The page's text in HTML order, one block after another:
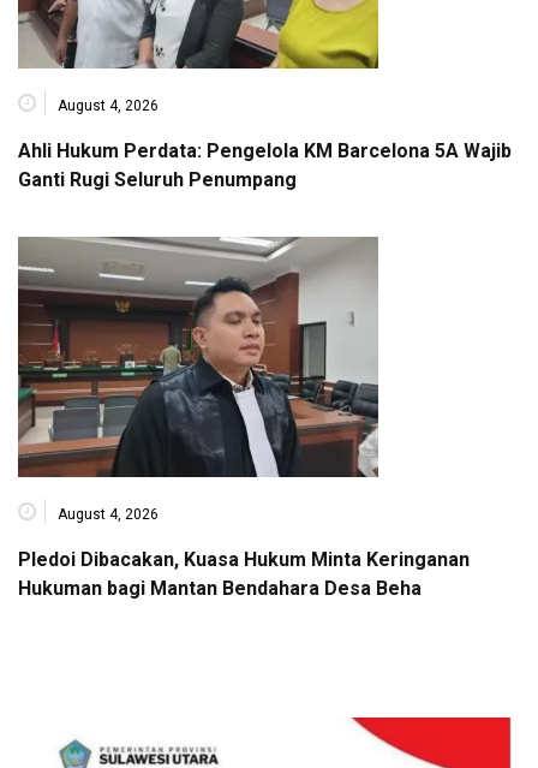
August 4, 2026
Ahli Hukum Perdata: Pengelola KM Barcelona 5A Wajib
Ganti Rugi Seluruh Penumpang
August 4, 2026
Pledoi Dibacakan, Kuasa Hukum Minta Keringanan
Hukuman bagi Mantan Bendahara Desa Beha